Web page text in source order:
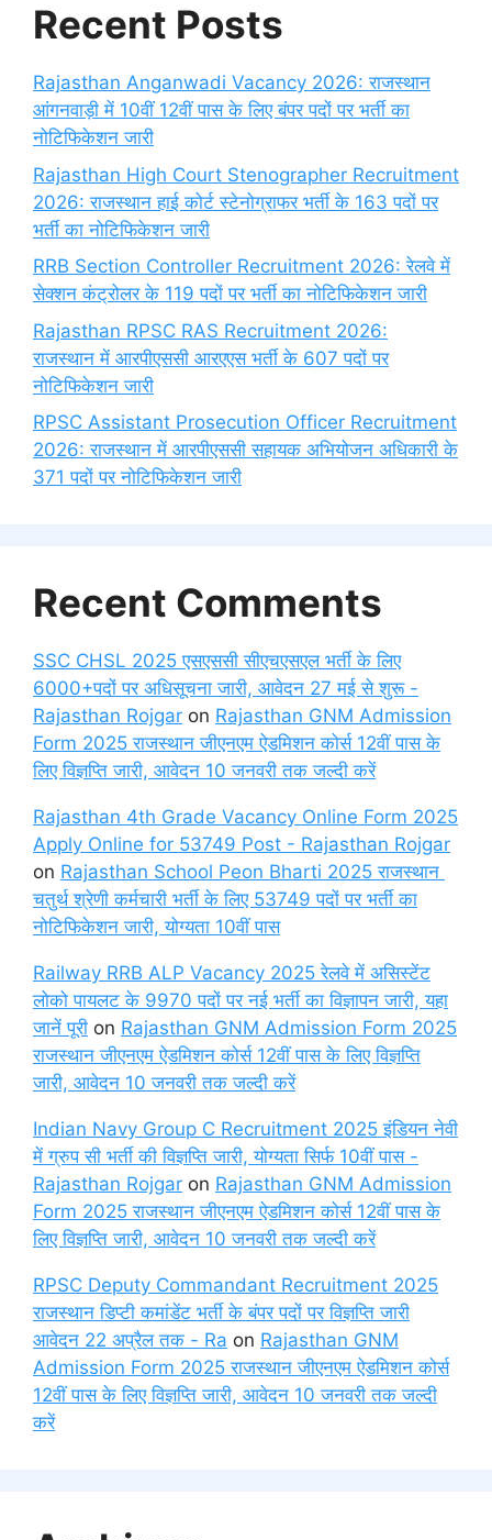
Recent Posts
Rajasthan Anganwadi Vacancy 2026: राजस्थान
आंगनवाड़ी में 10वीं 12वीं पास के लिए बंपर पदों पर भर्ती का
नोटिफिकेशन जारी
Rajasthan High Court Stenographer Recruitment
2026: राजस्थान हाई कोर्ट स्टेनोग्राफर भर्ती के 163 पदों पर
भर्ती का नोटिफिकेशन जारी
RRB Section Controller Recruitment 2026: रेलवे में
सेक्शन कंट्रोलर के 119 पदों पर भर्ती का नोटिफिकेशन जारी
Rajasthan RPSC RAS Recruitment 2026:
राजस्थान में आरपीएससी आरएएस भर्ती के 607 पदों पर
नोटिफिकेशन जारी
RPSC Assistant Prosecution Officer Recruitment
2026: राजस्थान में आरपीएससी सहायक अभियोजन अधिकारी के
371 पदों पर नोटिफिकेशन जारी
Recent Comments
SSC CHSL 2025 एसएससी सीएचएसएल भर्ती के लिए
6000+पदों पर अधिसूचना जारी, आवेदन 27 मई से शुरू -
Rajasthan Rojgar on Rajasthan GNM Admission
Form 2025 राजस्थान जीएनएम ऐडमिशन कोर्स 12वीं पास के
लिए विज्ञप्ति जारी, आवेदन 10 जनवरी तक जल्दी करें
Rajasthan 4th Grade Vacancy Online Form 2025
Apply Online for 53749 Post - Rajasthan Rojgar
on Rajasthan School Peon Bharti 2025 राजस्थान
चतुर्थ श्रेणी कर्मचारी भर्ती के लिए 53749 पदों पर भर्ती का
नोटिफिकेशन जारी, योग्यता 10वीं पास
Railway RRB ALP Vacancy 2025 रेलवे में असिस्टेंट
लोको पायलट के 9970 पदों पर नई भर्ती का विज्ञापन जारी, यहा
जानें पूरी on Rajasthan GNM Admission Form 2025
राजस्थान जीएनएम ऐडमिशन कोर्स 12वीं पास के लिए विज्ञप्ति
जारी, आवेदन 10 जनवरी तक जल्दी करें
Indian Navy Group C Recruitment 2025 इंडियन नेवी
में ग्रुप सी भर्ती की विज्ञप्ति जारी, योग्यता सिर्फ 10वीं पास -
Rajasthan Rojgar on Rajasthan GNM Admission
Form 2025 राजस्थान जीएनएम ऐडमिशन कोर्स 12वीं पास के
लिए विज्ञप्ति जारी, आवेदन 10 जनवरी तक जल्दी करें
RPSC Deputy Commandant Recruitment 2025
राजस्थान डिप्टी कमांडेंट भर्ती के बंपर पदों पर विज्ञप्ति जारी
आवेदन 22 अप्रैल तक - Ra on Rajasthan GNM
Admission Form 2025 राजस्थान जीएनएम ऐडमिशन कोर्स
12वीं पास के लिए विज्ञप्ति जारी, आवेदन 10 जनवरी तक जल्दी
करें